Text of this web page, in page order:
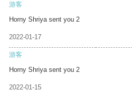
游客
Horny Shriya sent you 2
2022-01-17
游客
Horny Shriya sent you 2
2022-01-15